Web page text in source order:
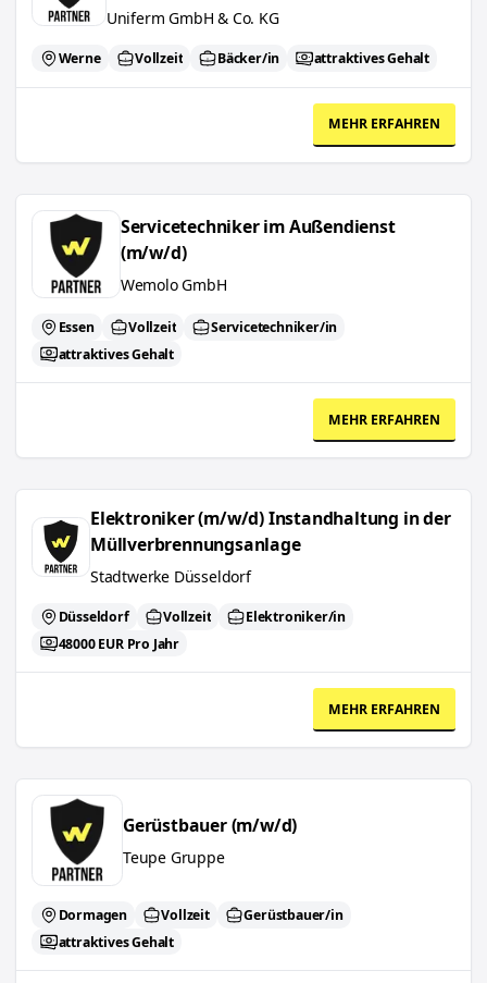
Uniferm GmbH & Co. KG
Werne Vollzeit Bäcker/in attraktives Gehalt
MEHR ERFAHREN
Servicetechniker im Außendienst (m/w/d)
Servicetechniker im Außendienst
(m/w/d)
Wemolo GmbH
Essen Vollzeit
Servicetechniker/in
attraktives Gehalt
MEHR ERFAHREN
Elektroniker (m/w/d) Instandhaltung in der
Müllverbrennungsanlage
Stadtwerke Düsseldorf
Düsseldorf Vollzeit
Elektroniker/in
48000 EUR Pro Jahr
MEHR ERFAHREN
Gerüstbauer (m/w/d)
Gerüstbauer (m/w/d)
Teupe Gruppe
Dormagen Vollzeit
Gerüstbauer/in
attraktives Gehalt